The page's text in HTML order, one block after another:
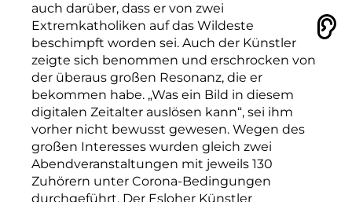
auch darüber, dass er von zwei
Extremkatholiken auf das Wildeste
beschimpft worden sei. Auch der Künstler
zeigte sich benommen und erschrocken von
der überaus großen Resonanz, die er
bekommen habe. „Was ein Bild in diesem
digitalen Zeitalter auslösen kann“, sei ihm
vorher nicht bewusst gewesen. Wegen des
großen Interesses wurden gleich zwei
Abendveranstaltungen mit jeweils 130
Zuhörern unter Corona-Bedingungen
durchgeführt. Der Esloher Künstler
Vorlesen